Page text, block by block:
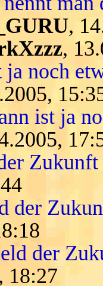
,
,
noch
ist ja
der
der
18:27